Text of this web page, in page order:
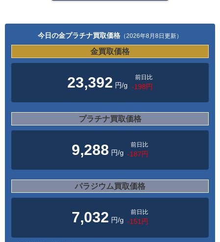
今日の金プラチナ買取価格 （2026年8月8日更新）
金買取価格
23,392 円/g
前日比
-198円
プラチナ買取価格
9,288 円/g
前日比
-187円
パラジウム買取価格
7,032 円/g
前日比
-151円